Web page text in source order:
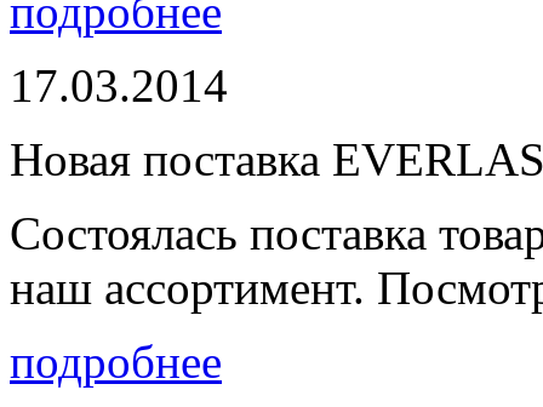
подробнее
17.03.2014
Новая поставка
Состоялась поставка
наш ассортимент.
подробнее